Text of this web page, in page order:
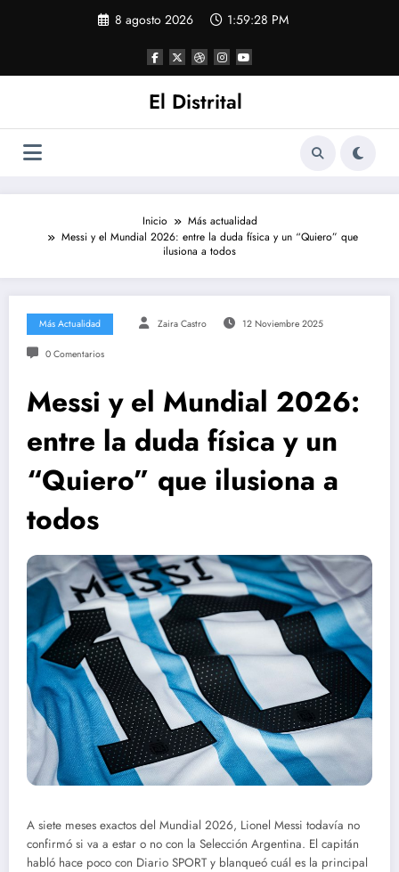
8 agosto 2026 1:59:29 PM
El Distrital
Inicio
Más actualidad
Messi y el Mundial 2026: entre la duda física y un “Quiero” que
ilusiona a todos
Más Actualidad Zaira Castro 12 Noviembre 2025
0 Comentarios
Messi y el Mundial 2026:
entre la duda física y un
“Quiero” que ilusiona a
todos
A siete meses exactos del Mundial 2026, Lionel Messi todavía no
confirmó si va a estar o no con la Selección Argentina. El capitán
habló hace poco con Diario SPORT y blanqueó cuál es la principal